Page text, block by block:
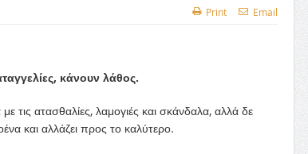
Print Email
κάνουν λάθος.
τις ατασθαλίες, λαμογιές και σκάνδαλα, αλλά δε
και αλλάζει προς το καλύτερο.